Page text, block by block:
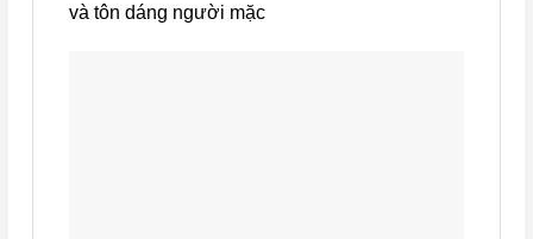
và tôn dáng người mặc